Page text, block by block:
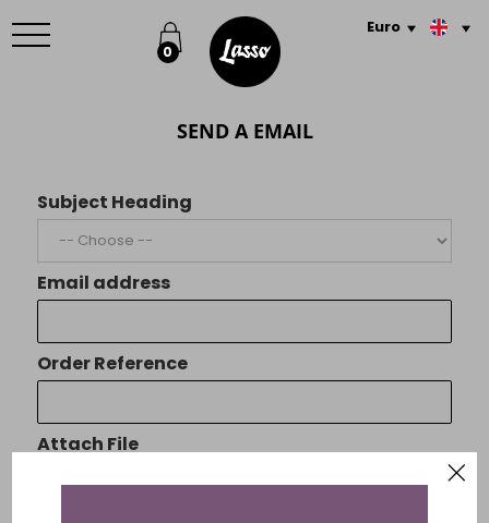
ABOUT US
0
CHECK OUT
Euro
SEND A EMAIL
Subject Heading
Email address
Order Reference
Attach File